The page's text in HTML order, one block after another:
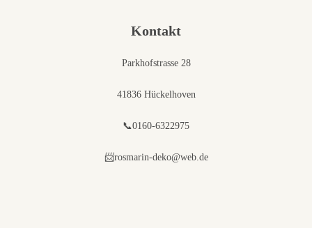
Kontakt
Parkhofstrasse 28
41836 Hückelhoven
📞0160-6322975
📨rosmarin-deko@web.de